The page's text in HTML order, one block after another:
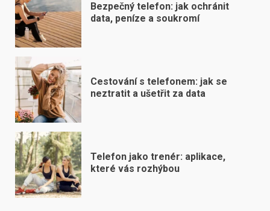
Bezpečný telefon: jak ochránit
data, peníze a soukromí
Cestování s telefonem: jak se
neztratit a ušetřit za data
Telefon jako trenér: aplikace,
které vás rozhýbou